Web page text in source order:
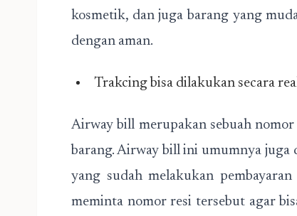
kosmetik, dan juga barang yang
dengan aman.
Trakcing bisa dilakukan secara
Airway bill merupakan sebuah
barang. Airway bill ini umumnya juga
yang sudah melakukan
meminta nomor resi tersebut agar